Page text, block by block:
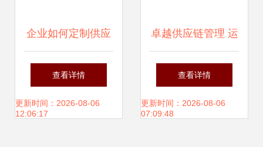
企业如何定制供应
链管理战略与供应
链管理服务
查看详情
更新时间：2026-08-06
12:06:17
卓越供应链管理 运
作管理中的服务创
新与价值塑造
查看详情
更新时间：2026-08-06
07:09:48